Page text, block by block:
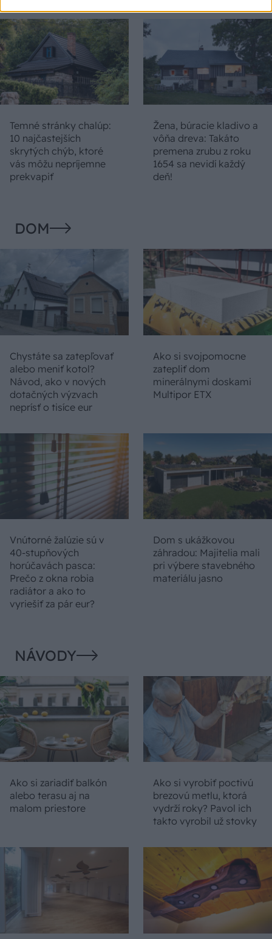
Temné stránky chalúp:
10 najčastejších
skrytých chýb, ktoré
vás môžu nepríjemne
prekvapiť
Žena, búracie kladivo a
vôňa dreva: Takáto
premena zrubu z roku
1654 sa nevidí každý
deň!
DOM
Chystáte sa zatepľovať
alebo meniť kotol?
Návod, ako v nových
dotačných výzvach
neprísť o tisíce eur
Ako si svojpomocne
zatepliť dom
minerálnymi doskami
Multipor ETX
Vnútorné žalúzie sú v
40-stupňových
horúčavách pasca:
Prečo z okna robia
radiátor a ako to
vyriešiť za pár eur?
Dom s ukážkovou
záhradou: Majitelia mali
pri výbere stavebného
materiálu jasno
NÁVODY
Ako si zariadiť balkón
alebo terasu aj na
malom priestore
Ako si vyrobiť poctivú
brezovú metlu, ktorá
vydrží roky? Pavol ich
takto vyrobil už stovky